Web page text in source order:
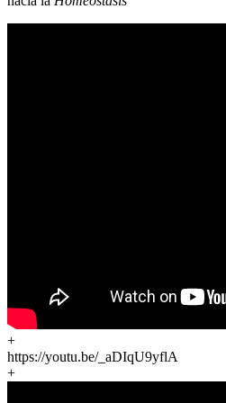
+
https://youtu.be/_aDIqU9yflA
+